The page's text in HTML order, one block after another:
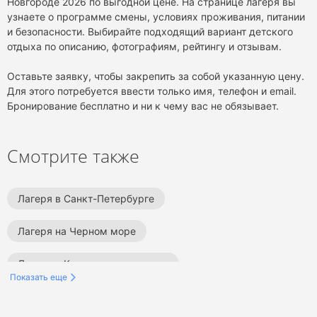
узнаете о программе смены, условиях проживания, питании
и безопасности. Выбирайте подходящий вариант детского
отдыха по описанию, фотографиям, рейтингу и отзывам.
Оставьте заявку, чтобы закрепить за собой указанную цену.
Для этого потребуется ввести только имя, телефон и email.
Бронирование бесплатно и ни к чему вас не обязывает.
Смотрите также
Лагеря в Санкт-Петербурге
Лагеря на Черном море
Лагеря в Краснодарском крае
Показать еще